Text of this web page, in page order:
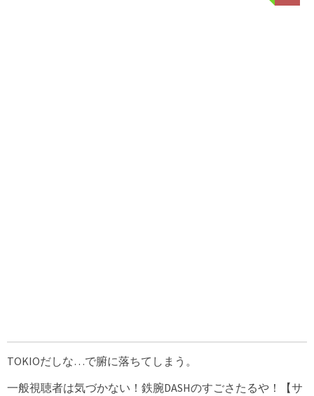
TOKIOだしな…で腑に落ちてしまう。
一般視聴者は気づかない！鉄腕DASHのすごさたるや！【サ